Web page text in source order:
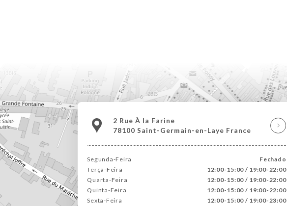
2 Rue À la Farine
78100 Saint-Germain-en-Laye France
Segunda-Feira
Fechado
Terça-Feira
12:00-15:00 / 19:00-22:00
Quarta-Feira
12:00-15:00 / 19:00-22:00
Quinta-Feira
12:00-15:00 / 19:00-22:00
Sexta-Feira
12:00-15:00 / 19:00-23:00